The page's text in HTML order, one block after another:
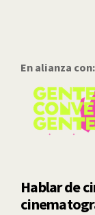
En alianza con:
Hablar de